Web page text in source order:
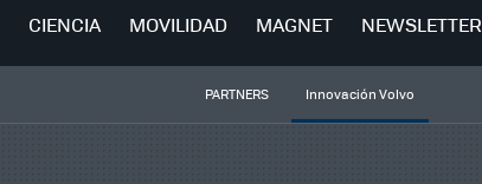
CIENCIA MOVILIDAD MAGNET NEWSLETTER
PARTNERS Innovación Volvo